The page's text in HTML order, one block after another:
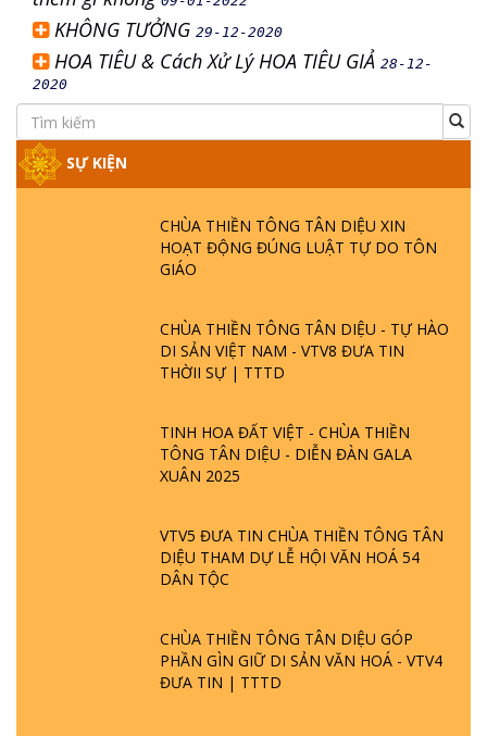
KHÔNG TƯỞNG 29-12-2020
HOA TIÊU & Cách Xử Lý HOA TIÊU GIẢ 28-12-
2020
SỰ KIỆN
CHÙA THIỀN TÔNG TÂN DIỆU XIN
HOẠT ĐỘNG ĐÚNG LUẬT TỰ DO TÔN
GIÁO
CHÙA THIỀN TÔNG TÂN DIỆU - TỰ HÀO
DI SẢN VIỆT NAM - VTV8 ĐƯA TIN
THỜII SỰ | TTTD
TINH HOA ĐẤT VIỆT - CHÙA THIỀN
TÔNG TÂN DIỆU - DIỄN ĐÀN GALA
XUÂN 2025
VTV5 ĐƯA TIN CHÙA THIỀN TÔNG TÂN
DIỆU THAM DỰ LỄ HỘI VĂN HOÁ 54
DÂN TỘC
CHÙA THIỀN TÔNG TÂN DIỆU GÓP
PHẦN GÌN GIỮ DI SẢN VĂN HOÁ - VTV4
ĐƯA TIN | TTTD